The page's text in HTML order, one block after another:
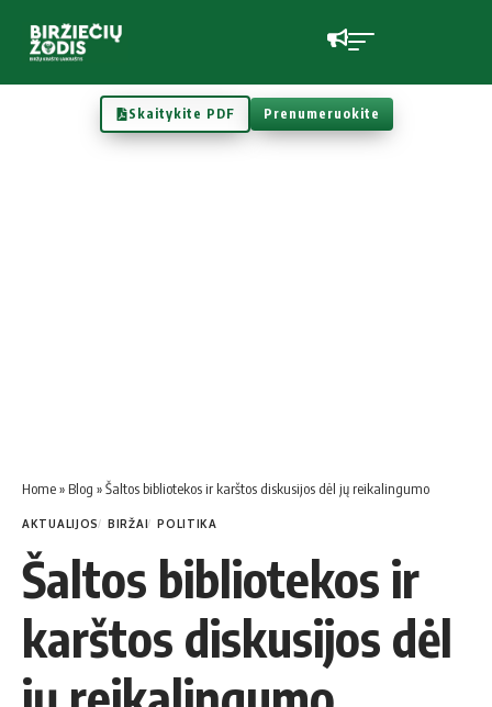
Skaitykite PDF Prenumeruokite
Home» Blog »Šaltos bibliotekos ir karštos diskusijos dėl jų reikalingumo
AKTUALIJOS BIRŽAI POLITIKA
Šaltos bibliotekos ir
karštos diskusijos dėl